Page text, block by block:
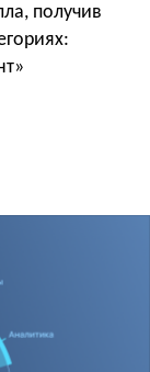
получив